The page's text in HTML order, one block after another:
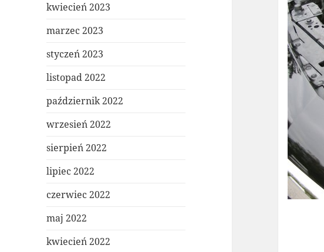
kwiecień 2023
marzec 2023
styczeń 2023
listopad 2022
październik 2022
wrzesień 2022
sierpień 2022
lipiec 2022
czerwiec 2022
maj 2022
kwiecień 2022